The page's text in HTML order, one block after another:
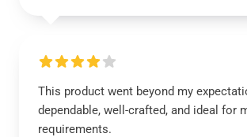
This product went beyond my
dependable, well-crafted, and ideal for
requirements.